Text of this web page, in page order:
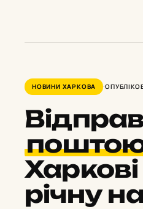
НОВИНИ ХАРКОВА
річну